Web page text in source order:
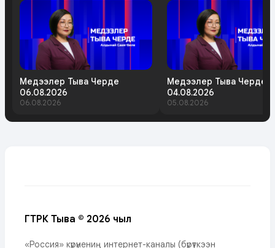
Медээлер Тыва Черде
06.08.2026
06.08.2026
Медээлер Тыва Черде
04.08.2026
05.08.2026
ГТРК Тыва © 2026 чыл
«Россия» күрүнениң интернет-каналы (бүрүткээн